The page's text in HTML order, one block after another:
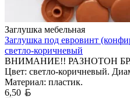
Заглушка мебельная
Заглушка под евровинт
светло-коричневый
ВНИМАНИЕ!! РАЗНОТОН
Цвет: светло-коричневый.
Материал: пластик.
6,50